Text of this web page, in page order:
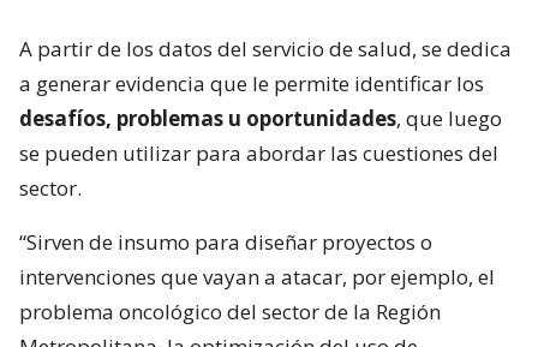
A partir de los datos del servicio de salud, se dedica
a generar evidencia que le permite identificar los
desafíos, problemas u oportunidades, que luego
se pueden utilizar para abordar las cuestiones del
sector.
“Sirven de insumo para diseñar proyectos o
intervenciones que vayan a atacar, por ejemplo, el
problema oncológico del sector de la Región